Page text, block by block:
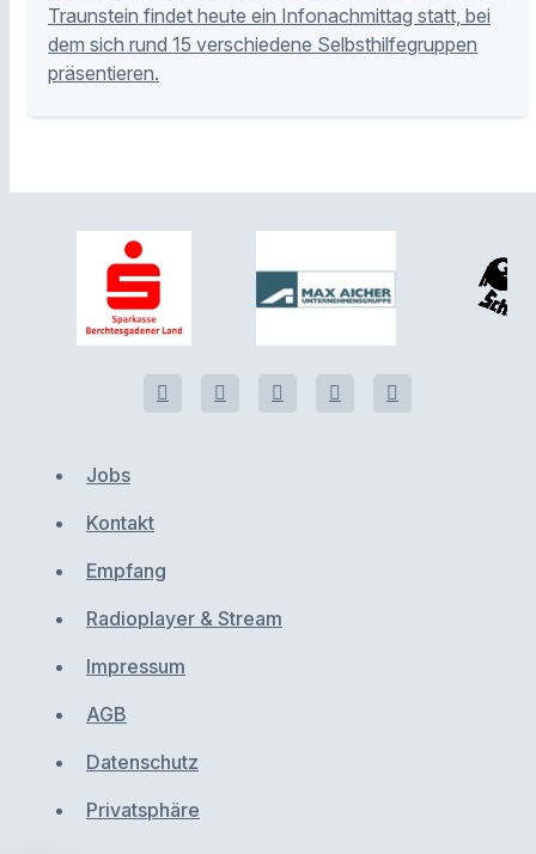
Traunstein findet heute ein Infonachmittag statt, bei
dem sich rund 15 verschiedene Selbsthilfegruppen
präsentieren.
Jobs
Kontakt
Empfang
Radioplayer & Stream
Impressum
AGB
Datenschutz
Privatsphäre